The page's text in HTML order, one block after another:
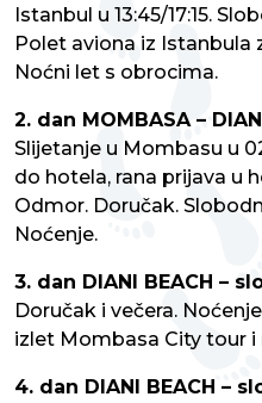
Istanbul u 13:45/17:15.
Polet aviona iz Istanbula
Noćni let s obrocima.
2. dan MOMBASA –
Slijetanje u Mombasu u
do hotela, rana prijava u
Odmor. Doručak.
Noćenje.
3. dan DIANI BEACH –
Doručak i večera.
izlet Mombasa City tour i
4. dan DIANI BEACH –